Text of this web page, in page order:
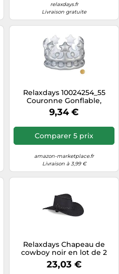
relaxdays.fr
Livraison gratuite
Relaxdays 10024254_55
Couronne Gonflable,
Accessoire pour Costume,
Carnaval Déguisement
Princesse Roi Anniversaire,
Diff. Couleurs, PVC sans
BPA, Argenté, 16 x 21 cm
9,34 €
Comparer 5 prix
amazon-marketplace.fr
Livraison à 3,99 €
Relaxdays Chapeau de
cowboy noir en lot de 2
23,03 €